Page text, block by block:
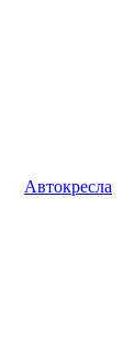
Автокресла